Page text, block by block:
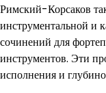
Римский-Корсаков
инструментальной и
сочинений для
инструментов. Эти
исполнения и